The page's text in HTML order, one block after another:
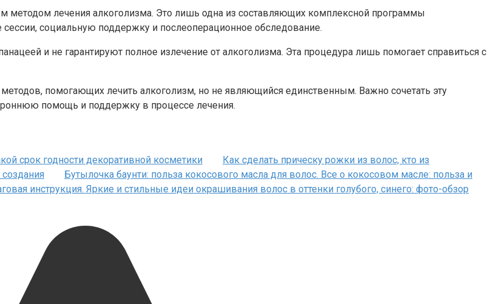
методом лечения алкоголизма. Это лишь одна из составляющих комплексной программы
социальную поддержку и послеоперационное обследование.
и не гарантируют полное излечение от алкоголизма. Эта процедура лишь помогает справиться с
помогающих лечить алкоголизм, но не являющийся единственным. Важно сочетать эту
помощь и поддержку в процессе лечения.
срок годности декоративной косметики
Как сделать прическу рожки из волос, кто из
Бутылочка баунти: польза кокосового масла для волос. Все о кокосовом масле: польза и
инструкция. Яркие и стильные идеи окрашивания волос в оттенки голубого, синего: фото-обзор